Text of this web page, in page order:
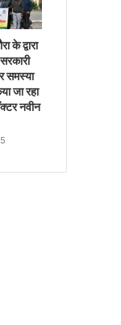
के द्वारा
समस्या
जा रहा
नवीन